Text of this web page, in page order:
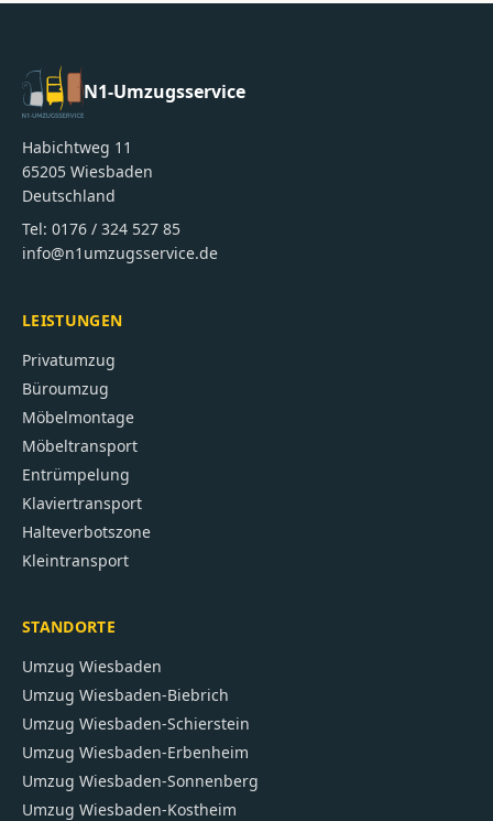
N1-Umzugsservice
Habichtweg 11
65205 Wiesbaden
Deutschland
Tel: 0176 / 324 527 85
info@n1umzugsservice.de
LEISTUNGEN
Privatumzug
Büroumzug
Möbelmontage
Möbeltransport
Entrümpelung
Klaviertransport
Halteverbotszone
Kleintransport
STANDORTE
Umzug Wiesbaden
Umzug Wiesbaden-Biebrich
Umzug Wiesbaden-Schierstein
Umzug Wiesbaden-Erbenheim
Umzug Wiesbaden-Sonnenberg
Umzug Wiesbaden-Kostheim